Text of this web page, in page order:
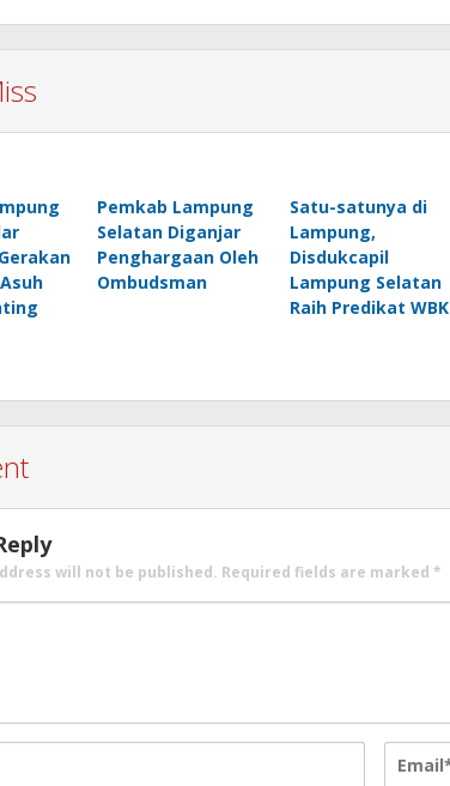
Pemkab Lampung
Selatan Diganjar
Penghargaan Oleh
Ombudsman
Satu-satunya di
Lampung,
Disdukcapil
Lampung Selatan
Raih Predikat WBK
will not be published. Required fields are marked *